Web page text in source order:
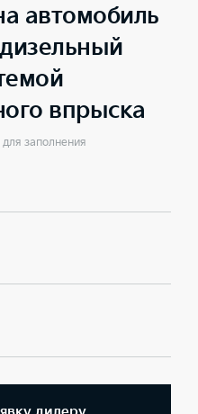
автомобиль
впрыска
заполнения